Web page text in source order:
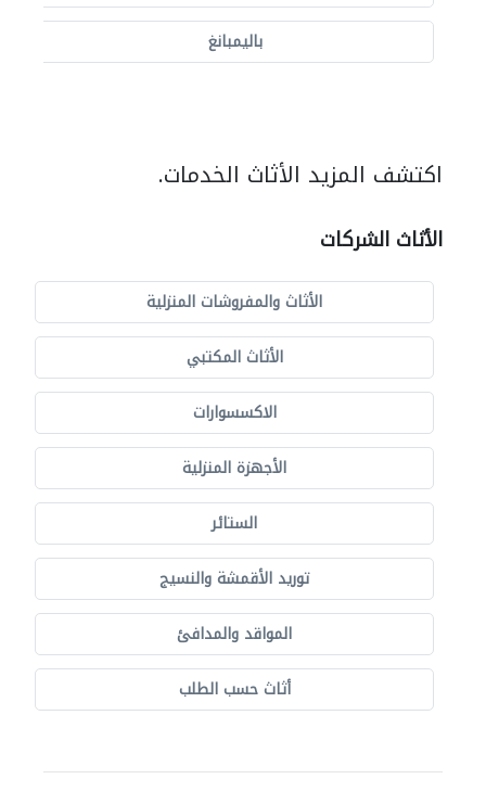
باليمبانغ
اكتشف المزيد الأثاث الخدمات.
الأثاث الشركات
الأثاث والمفروشات المنزلية
الأثاث المكتبي
الاكسسوارات
الأجهزة المنزلية
الستائر
توريد الأقمشة والنسيج
المواقد والمدافئ
أثاث حسب الطلب